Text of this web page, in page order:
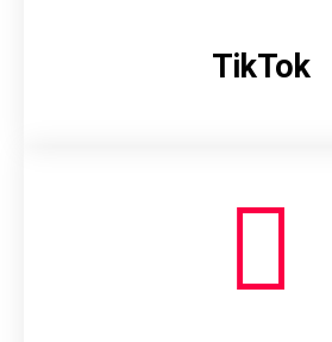
TikTok